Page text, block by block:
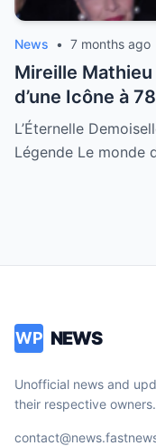
News • 7 months ago
Mireille
d’une Icône à
Amoureux et
L’Éternelle
Légende Le monde
WP NEWS
Unofficial news and
their respective owners.